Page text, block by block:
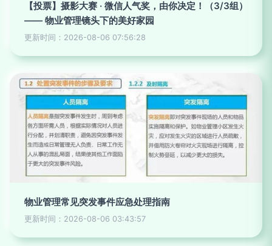
【投票】摄影大赛 · 微信人气奖，由你决定！（3/3组）
—— 物业管理镜头下的美好家园
更新时间：2026-08-06 07:56:28
物业管理常见突发事件应急处理指南
更新时间：2026-08-06 03:43:57